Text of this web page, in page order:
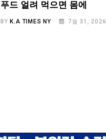
푸드 얼려 먹으면 몸에
BY K.A TIMES NY 7월 31, 2026